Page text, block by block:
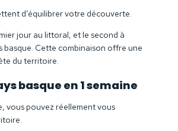
d’équilibrer votre découverte.
jour au littoral, et le second à
basque. Cette combinaison offre une
du territoire.
basque en 1 semaine
vous pouvez réellement vous